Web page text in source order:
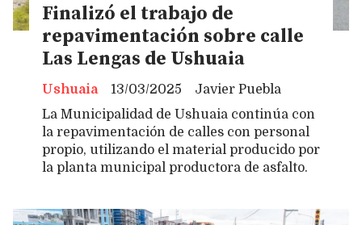
Finalizó el trabajo de
repavimentación sobre calle
Las Lengas de Ushuaia
Javier Puebla
Ushuaia
13/03/2025
La Municipalidad de Ushuaia continúa con
la repavimentación de calles con personal
propio, utilizando el material producido por
la planta municipal productora de asfalto.